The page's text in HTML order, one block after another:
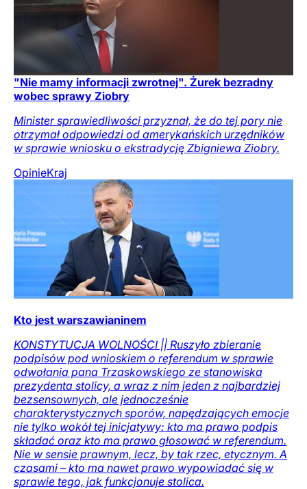
"Nie mamy informacji zwrotnej". Żurek bezradny
wobec sprawy Ziobry
Minister sprawiedliwości przyznał, że do tej pory nie
otrzymał odpowiedzi od amerykańskich urzędników
w sprawie wniosku o ekstradycję Zbigniewa Ziobry.
OpinieKraj
Kto jest warszawianinem
KONSTYTUCJA WOLNOŚCI || Ruszyło zbieranie
podpisów pod wnioskiem o referendum w sprawie
odwołania pana Trzaskowskiego ze stanowiska
prezydenta stolicy, a wraz z nim jeden z najbardziej
bezsensownych, ale jednocześnie
charakterystycznych sporów, napędzających emocje
nie tylko wokół tej inicjatywy: kto ma prawo podpis
składać oraz kto ma prawo głosować w referendum.
Nie w sensie prawnym, lecz, by tak rzec, etycznym. A
czasami – kto ma nawet prawo wypowiadać się w
sprawie tego, jak funkcjonuje stolica.